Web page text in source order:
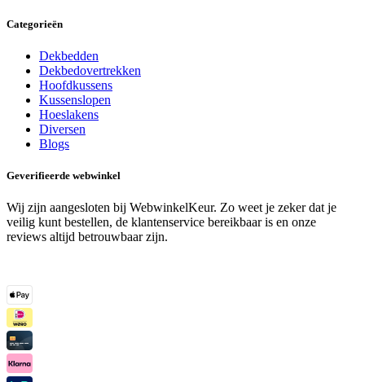
Categorieën
Dekbedden
Dekbedovertrekken
Hoofdkussens
Kussenslopen
Hoeslakens
Diversen
Blogs
Geverifieerde webwinkel
Wij zijn aangesloten bij WebwinkelKeur. Zo weet je zeker dat je
veilig kunt bestellen, de klantenservice bereikbaar is en onze
reviews altijd betrouwbaar zijn.